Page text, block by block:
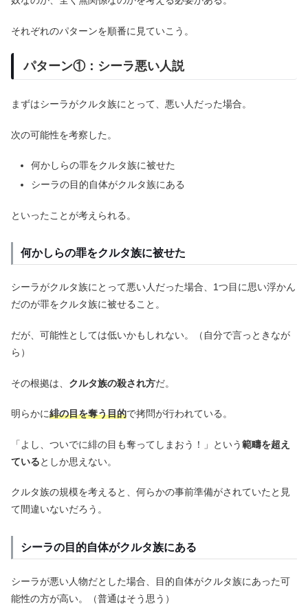
それぞれのパターンを順番に見ていこう。
パターン①：シーラ悪い人説
まずはシーラがクルタ族にとって、悪い人だった場合。
次の可能性を考察した。
何かしらの罪をクルタ族に被せた
シーラの目的自体がクルタ族にある
といったことが考えられる。
何かしらの罪をクルタ族に被せた
シーラがクルタ族にとって悪い人だった場合、1つ目に思い浮かん
だのが罪をクルタ族に被せること。
だが、可能性としては低いかもしれない。（自分で言っときなが
ら）
その根拠は、 クルタ族の殺され方だ。
明らかに緋の目を奪う目的で拷問が行われている。
「よし、ついでに緋の目も奪ってしまおう！」という範疇を超え
ているとしか思えない。
クルタ族の規模を考えると、何らかの事前準備がされていたと見
て間違いないだろう。
シーラの目的自体がクルタ族にある
シーラが悪い人物だとした場合、目的自体がクルタ族にあった可
能性の方が高い。（普通はそう思う）